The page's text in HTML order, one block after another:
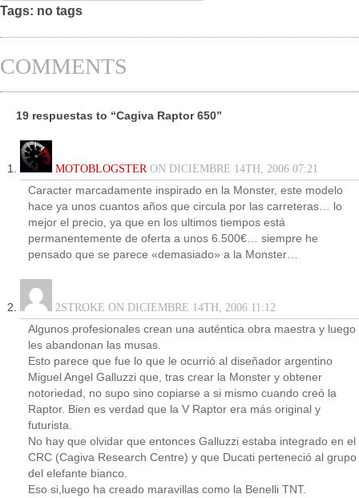
Tags: no tags
COMMENTS
19 respuestas to “Cagiva Raptor 650”
MOTOBLOGSTERON DICIEMBRE 14TH, 2006 07:21
Caracter marcadamente inspirado en la Monster, este modelo
hace ya unos cuantos años que circula por las carreteras… lo
mejor el precio, ya que en los ultimos tiempos está
permanentemente de oferta a unos 6.500€… siempre he
pensado que se parece «demasiado» a la Monster…
2STROKE ON DICIEMBRE 14TH, 2006 11:12
Algunos profesionales crean una auténtica obra maestra y luego
les abandonan las musas.
Esto parece que fue lo que le ocurrió al diseñador argentino
Miguel Angel Galluzzi que, tras crear la Monster y obtener
notoriedad, no supo sino copiarse a si mismo cuando creó la
Raptor. Bien es verdad que la V Raptor era más original y
futurista.
No hay que olvidar que entonces Galluzzi estaba integrado en el
CRC (Cagiva Research Centre) y que Ducati perteneció al grupo
del elefante bianco.
Eso si,luego ha creado maravillas como la Benelli TNT.